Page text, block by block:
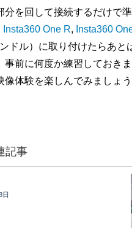
を回して接続するだけで準
Insta360 One R Insta360
ドル）に取り付けたらあ
前に何度か練習しておきま
体験を楽しんでみましょう
記事
日